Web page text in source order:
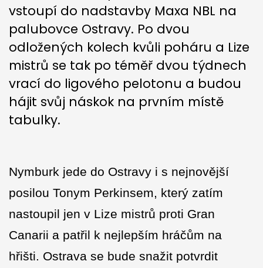
vstoupí do nadstavby Maxa NBL na
palubovce Ostravy. Po dvou
odložených kolech kvůli poháru a Lize
mistrů se tak po téměř dvou týdnech
vrací do ligového pelotonu a budou
hájit svůj náskok na prvním místě
tabulky.
Nymburk jede do Ostravy i s nejnovější
posilou Tonym Perkinsem, který zatím
nastoupil jen v Lize mistrů proti Gran
Canarii a patřil k nejlepším hráčům na
hřišti. Ostrava se bude snažit potvrdit